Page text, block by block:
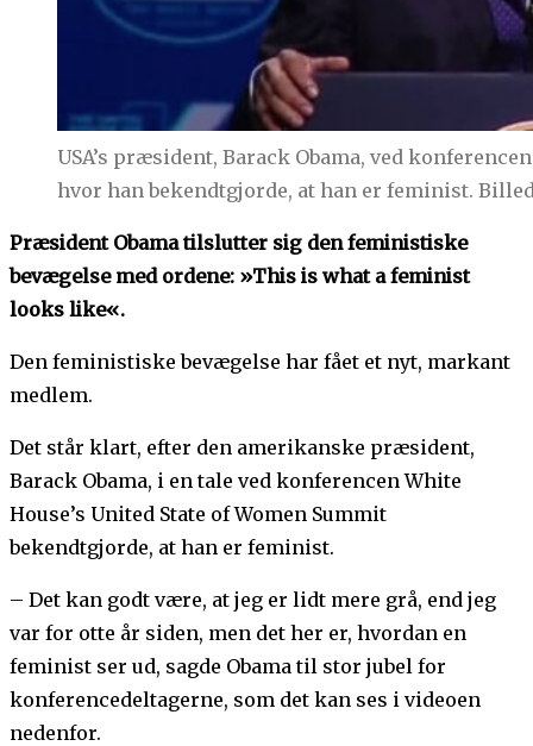
USA’s præsident, Barack Obama, ved
hvor han bekendtgjorde, at han er feminist.
Præsident Obama tilslutter sig den feministiske
bevægelse med ordene: »This is what a feminist
looks like«.
Den feministiske bevægelse har fået et nyt, markant
medlem.
Det står klart, efter den amerikanske præsident,
Barack Obama, i en tale ved konferencen White
House’s United State of Women Summit
bekendtgjorde, at han er feminist.
– Det kan godt være, at jeg er lidt mere grå, end jeg
var for otte år siden, men det her er, hvordan en
feminist ser ud, sagde Obama til stor jubel for
konferencedeltagerne, som det kan ses i videoen
nedenfor.